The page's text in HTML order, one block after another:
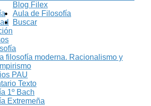
Blog Filex
Aula de Filosofía
filosofía moderna. Racionalismo y
PAU
Texto
1º Bach
Extremeña
Buscar